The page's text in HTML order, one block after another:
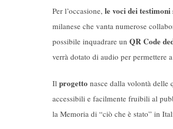
Per l’occasione, le voci dei
milanese che vanta numerose
possibile inquadrare un QR Code
verrà dotato di audio per permettere
Il progetto nasce dalla volontà delle
accessibili e facilmente fruibili al
la Memoria di “ciò che è stato” in